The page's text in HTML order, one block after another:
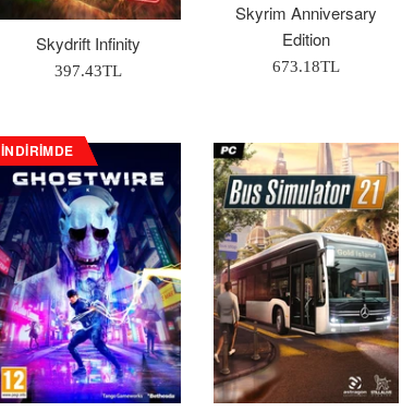
Skydrift Infinity
Normal
397.43TL
Skyrim Anniversary
Edition
Normal
673.18TL
İNDIRIMDE